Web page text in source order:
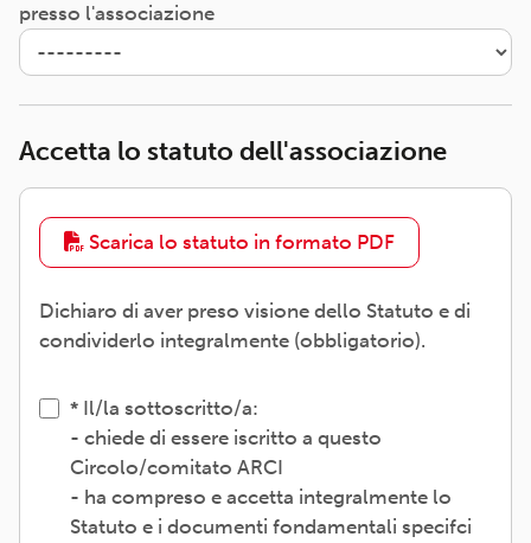
presso l'associazione
Accetta lo statuto dell'associazione
Scarica lo statuto in formato PDF
Dichiaro di aver preso visione dello Statuto e di
condividerlo integralmente (obbligatorio).
Il/la sottoscritto/a:
- chiede di essere iscritto a questo
Circolo/comitato ARCI
- ha compreso e accetta integralmente lo
Statuto e i documenti fondamentali specifci